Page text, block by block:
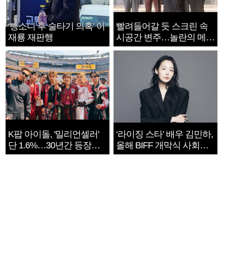
‘뺑소니 후 술타기 의혹’ 이
재룡 재판행
빨려들어갈 듯 스크린 속
시공간 변주…놀란의 메시
지는 ‘전쟁 속죄’
K팝 아이돌, '밀리언셀러'
단 1.6%…30년간 등장
1182개팀 전수조사
‘라이징 스타’ 배우 김민하,
올해 BIFF 개막식 사회자
확정